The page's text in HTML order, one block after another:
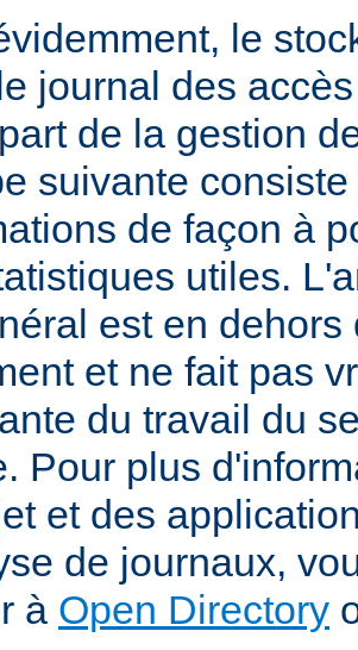
le
journal des
de la gestion
suivante
de façon à
utiles.
est en dehors
et ne fait pas
du travail du
Pour plus
et des
de journaux,
à Open Directory